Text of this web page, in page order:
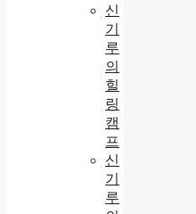
신
기
루
의
힐
링
캠
프
신
기
루